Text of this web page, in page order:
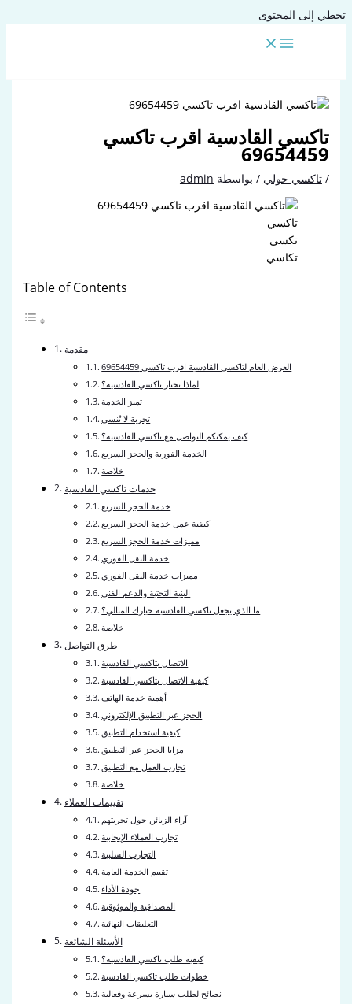
تخطي إلى المحتوى
تاكسي القادسية اقرب تاكسي
69654459
/تاكسي حولي / بواسطة admin
تاكسي
تكسي
تكاسي
Table of Contents
مقدمة
العرض العام لتاكسي القادسية اقرب تاكسي 69654459
لماذا تختار تاكسي القادسية؟
تميز الخدمة
تجربة لا تُنسى
كيف يمكنكم التواصل مع تاكسي القادسية؟
الخدمة الفورية والحجز السريع
خلاصة
خدمات تاكسي القادسية
خدمة الحجز السريع
كيفية عمل خدمة الحجز السريع
مميزات خدمة الحجز السريع
خدمة النقل الفوري
مميزات خدمة النقل الفوري
البنية التحتية والدعم الفني
ما الذي يجعل تاكسي القادسية خيارك المثالي؟
خلاصة
طرق التواصل
الاتصال بتاكسي القادسية
كيفية الاتصال بتاكسي القادسية
أهمية خدمة الهاتف
الحجز عبر التطبيق الإلكتروني
كيفية استخدام التطبيق
مزايا الحجز عبر التطبيق
تجارب العمل مع التطبيق
خلاصة
تقييمات العملاء
آراء الزبائن حول تجربتهم
تجارب العملاء الإيجابية
التجارب السلبية
تقييم الخدمة العامة
جودة الأداء
المصداقية والموثوقية
التعليقات النهائية
الأسئلة الشائعة
كيفية طلب تاكسي القادسية؟
خطوات طلب تاكسي القادسية
نصائح لطلب سيارة بسرعة وفعالية